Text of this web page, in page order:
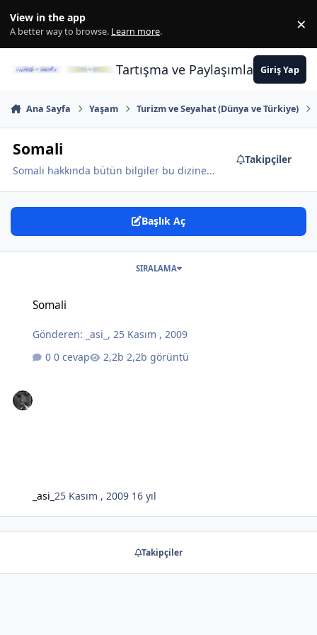
View in the app
A better way to browse. Learn more. ×
Tartışma ve PaylaşımlarınGiriş Yap
Ana Sayfa Yaşam Turizm ve Seyahat (Dünya ve Türkiye)
Somali
Somali hakkında bütün bilgiler bu dizine...
Takipçiler
Başlık Aç
SIRALAMA
Somali
Gönderen: _asi_ ,25 Kasım , 2009
0 cevap
2,2b görüntü
_asi_ 25 Kasım , 2009 16 yıl
Takipçiler